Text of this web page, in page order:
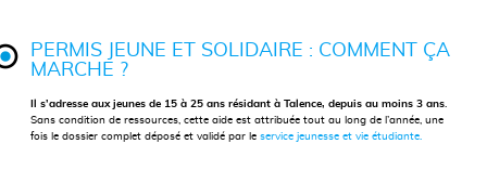
PERMIS JEUNE ET SOLIDAIRE : COMMENT ÇA
MARCHE ?
Il s’adresse aux jeunes de 15 à 25 ans résidant à Talence, depuis au moins 3 ans
Sans condition de ressources, cette aide est attribuée tout au long de l’année, une
fois le dossier complet déposé et validé par leservice jeunesse et vie étudiante.